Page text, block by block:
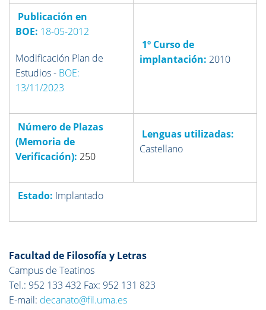
Publicación en
BOE: 18-05-2012
Modificación Plan de
Estudios - BOE:
13/11/2023
1º Curso de
implantación: 2010
Número de Plazas
(Memoria de
Verificación): 250
Lenguas utilizadas:
Castellano
Estado: Implantado
Facultad de Filosofía y Letras
Campus de Teatinos
Tel.: 952 133 432 Fax: 952 131 823
E-mail: decanato@fil.uma.es